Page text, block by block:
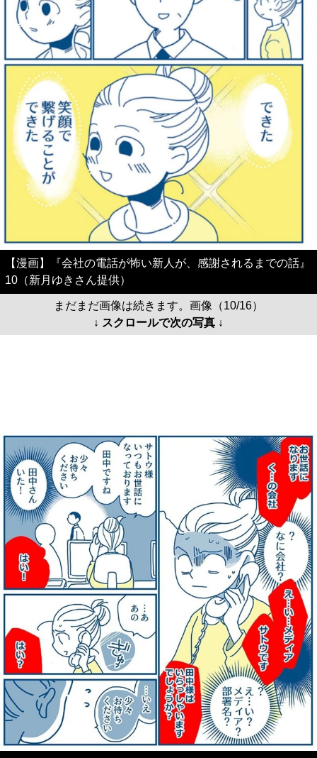
【漫画】『会社の電話が怖い新人が、感謝されるまでの話』
10（新月ゆきさん提供）
まだまだ画像は続きます。画像（10/16）
↓ スクロールで次の写真 ↓